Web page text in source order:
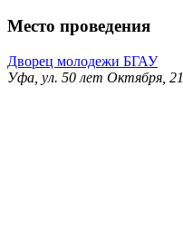
Место проведения
Дворец молодежи БГАУ
Уфа, ул. 50 лет Октября, 21